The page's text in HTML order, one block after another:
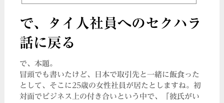
で、タイ人社員へのセクハラ
話に戻る
で、本題。
冒頭でも書いたけど、日本で取引先と一緒に飯食った
として、そこに25歳の女性社員が居たとしますね。初
対面でビジネス上の付き合いという中で、「彼氏がい